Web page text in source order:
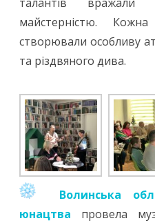
майстерністю.
створювали особливу
та різдвяного дива.
Волинська
юнацтва провела